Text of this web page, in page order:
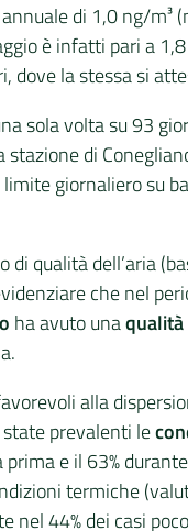
di 1,0 ng/m³
è infatti pari a
dove la stessa si
sola volta su 93
di
giornaliero su
di qualità dell’aria
che nel
ha avuto unaqualità
alla
prevalenti le
e il 63%
termiche
44% dei casi